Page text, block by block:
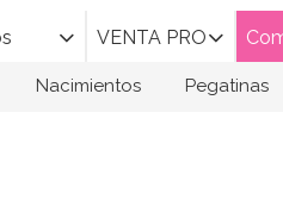
VENTA PRO
Nacimientos Pegatinas